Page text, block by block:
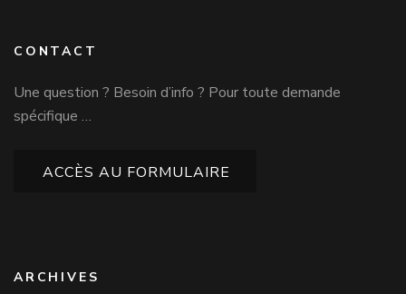
CONTACT
Une question ? Besoin d’info ? Pour toute demande
spécifique …
ACCÈS AU FORMULAIRE
ARCHIVES